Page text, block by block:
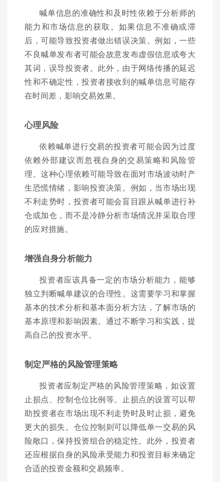
喊单信息的准确性和及时性依赖于分析师的
能力和市场信息的获取。如果信息不准确或滞
后，可能导致投资者做出错误决策。例如，一些
不良喊单发布者可能会故意发布虚假信息或夸大
其词，误导投资者。此外，由于网络传播的延迟
性和不确定性，投资者接收到的喊单信息可能存
在时间差，影响交易效果。
心理风险
依赖喊单进行交易的投资者可能会因为过度
依赖外部建议而忽视自身的交易策略和风险管
理。这种心理依赖可能导致在面对市场波动时产
生恐慌情绪，影响投资决策。例如，当市场出现
不利走势时，投资者可能会盲目跟从喊单进行补
仓或加仓，而不是冷静分析市场情况并采取合理
的应对措施。
增强自身分析能力
投资者应该具备一定的市场分析能力，能够
独立判断喊单建议的合理性。这需要学习和掌握
基本的技术分析和基本面分析方法，了解市场的
基本原理和影响因素。通过不断学习和实践，提
高自己的投资水平。
制定严格的风险管理策略
投资者应制定严格的风险管理策略，如设置
止损点、控制仓位比例等。止损点的设置可以帮
助投资者在市场出现不利走势时及时止损，避免
更大的损失。仓位控制则可以降低单一交易的风
险敞口，保持投资组合的稳定性。此外，投资者
还应根据自身的风险承受能力和投资目标来确定
合适的投资金额和交易频率。